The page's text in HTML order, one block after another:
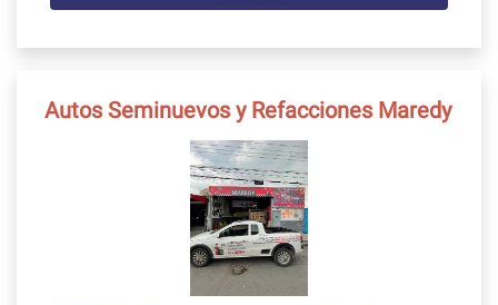
Autos Seminuevos y Refacciones Maredy